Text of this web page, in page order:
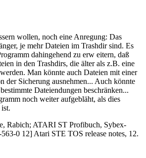
wollen, noch eine Anregung: Das
je mehr Dateien im Trashdir sind. Es
dahingehend zu erw eitern, daß
in den Trashdirs, die älter als z.B. eine
Man könnte auch Dateien mit einer
der Sicherung ausnehmen... Auch könnte
Dateiendungen beschränken...
noch weiter aufgebläht, als dies
Rabich; ATARI ST Profibuch, Sybex-
0 12] Atari STE TOS release notes, 12.